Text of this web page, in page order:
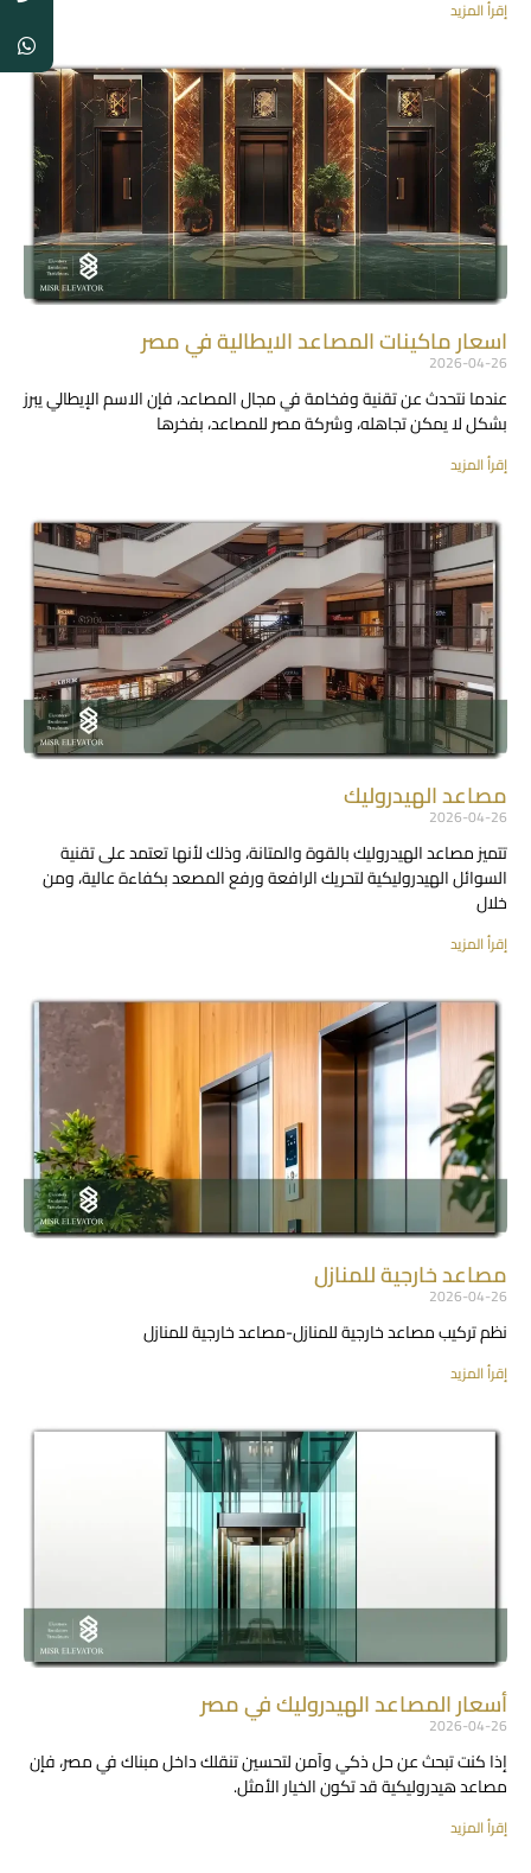
إقرأ المزيد
اسعار ماكينات المصاعد الايطالية في مصر
2026-04-26
عندما نتحدث عن تقنية وفخامة في مجال المصاعد، فإن الاسم الإيطالي يبرز
بشكل لا يمكن تجاهله، وشركة مصر للمصاعد، بفخرها
إقرأ المزيد
مصاعد الهيدروليك
2026-04-26
تتميز مصاعد الهيدروليك بالقوة والمتانة، وذلك لأنها تعتمد على تقنية
السوائل الهيدروليكية لتحريك الرافعة ورفع المصعد بكفاءة عالية، ومن
خلال
إقرأ المزيد
مصاعد خارجية للمنازل
2026-04-26
نظم تركيب مصاعد خارجية للمنازل-مصاعد خارجية للمنازل
إقرأ المزيد
أسعار المصاعد الهيدروليك في مصر
2026-04-26
إذا كنت تبحث عن حل ذكي وآمن لتحسين تنقلك داخل مبناك في مصر، فإن
مصاعد هيدروليكية قد تكون الخيار الأمثل.
إقرأ المزيد